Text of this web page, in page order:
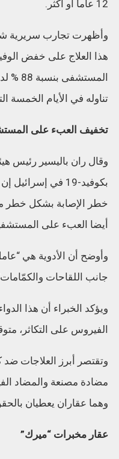
12 عاما أو أكثر.
هذا العلاج على خفض
تناوله في الأيام الخمسة
تخفيف العبء على
وقال ران باليسير رئيس
بكوفيد-19 في
خطر الإصابة بشكل خطر
أيضا العبء على
وأوضح أن الأدوية هي
جانب اللقاحات
ويؤكد الخبراء أن هذا
الفيروس على التكاثر،
مضادة مصنعة والمضاد
وهما عقاران يعطيان
عقار مخبرات “ميرك”